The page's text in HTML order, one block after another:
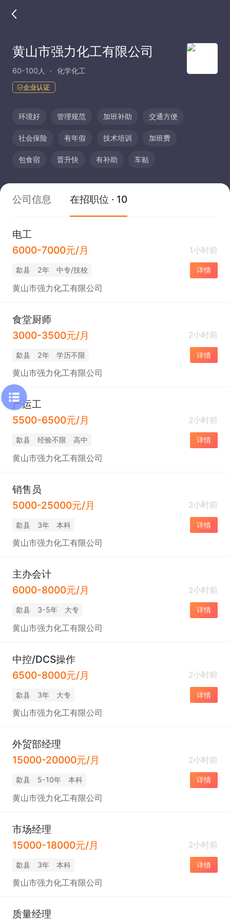
黄山市强力化工有限公司
60-100人 化学化工
企业认证
环境好 管理规范 加班补助 交通方便
社会保险 有年假 技术培训 加班费
包食宿 晋升快 有补助 车贴
公司信息 在招职位 · 10
电工
6000-7000元/月
1小时前
歙县 2年 中专/技校 详情
黄山市强力化工有限公司
食堂厨师
3000-3500元/月
2小时前
歙县 2年 学历不限 详情
黄山市强力化工有限公司
产运工
5500-6500元/月
2小时前
歙县 经验不限 高中 详情
黄山市强力化工有限公司
销售员
5000-25000元/月
2小时前
歙县 3年 本科 详情
黄山市强力化工有限公司
主办会计
6000-8000元/月
2小时前
歙县 3-5年 大专 详情
黄山市强力化工有限公司
中控/DCS操作
6500-8000元/月
2小时前
歙县 3年 大专 详情
黄山市强力化工有限公司
外贸部经理
15000-20000元/月
2小时前
歙县 5-10年 本科 详情
黄山市强力化工有限公司
市场经理
15000-18000元/月
2小时前
歙县 3年 本科 详情
黄山市强力化工有限公司
质量经理